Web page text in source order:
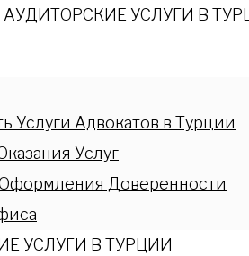
УСЛУГИ В
Услуги Адвокатов в Турции
Услуг
Доверенности
УСЛУГИ В ТУРЦИИ